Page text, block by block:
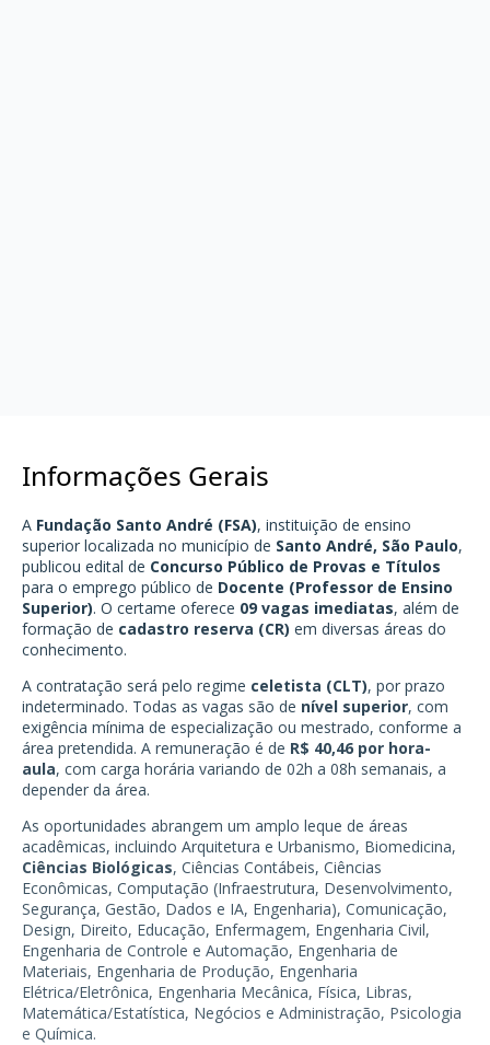
Informações Gerais
A Fundação Santo André (FSA), instituição de ensino
superior localizada no município de Santo André, São Paulo,
publicou edital de Concurso Público de Provas e Títulos
para o emprego público de Docente (Professor de Ensino
Superior). O certame oferece 09 vagas imediatas, além de
formação de cadastro reserva (CR) em diversas áreas do
conhecimento.
A contratação será pelo regime celetista (CLT), por prazo
indeterminado. Todas as vagas são de nível superior, com
exigência mínima de especialização ou mestrado, conforme a
área pretendida. A remuneração é de R$ 40,46 por hora-
aula, com carga horária variando de 02h a 08h semanais, a
depender da área.
As oportunidades abrangem um amplo leque de áreas
acadêmicas, incluindo Arquitetura e Urbanismo, Biomedicina,
Ciências Biológicas, Ciências Contábeis, Ciências
Econômicas, Computação (Infraestrutura, Desenvolvimento,
Segurança, Gestão, Dados e IA, Engenharia), Comunicação,
Design, Direito, Educação, Enfermagem, Engenharia Civil,
Engenharia de Controle e Automação, Engenharia de
Materiais, Engenharia de Produção, Engenharia
Elétrica/Eletrônica, Engenharia Mecânica, Física, Libras,
Matemática/Estatística, Negócios e Administração, Psicologia
e Química.